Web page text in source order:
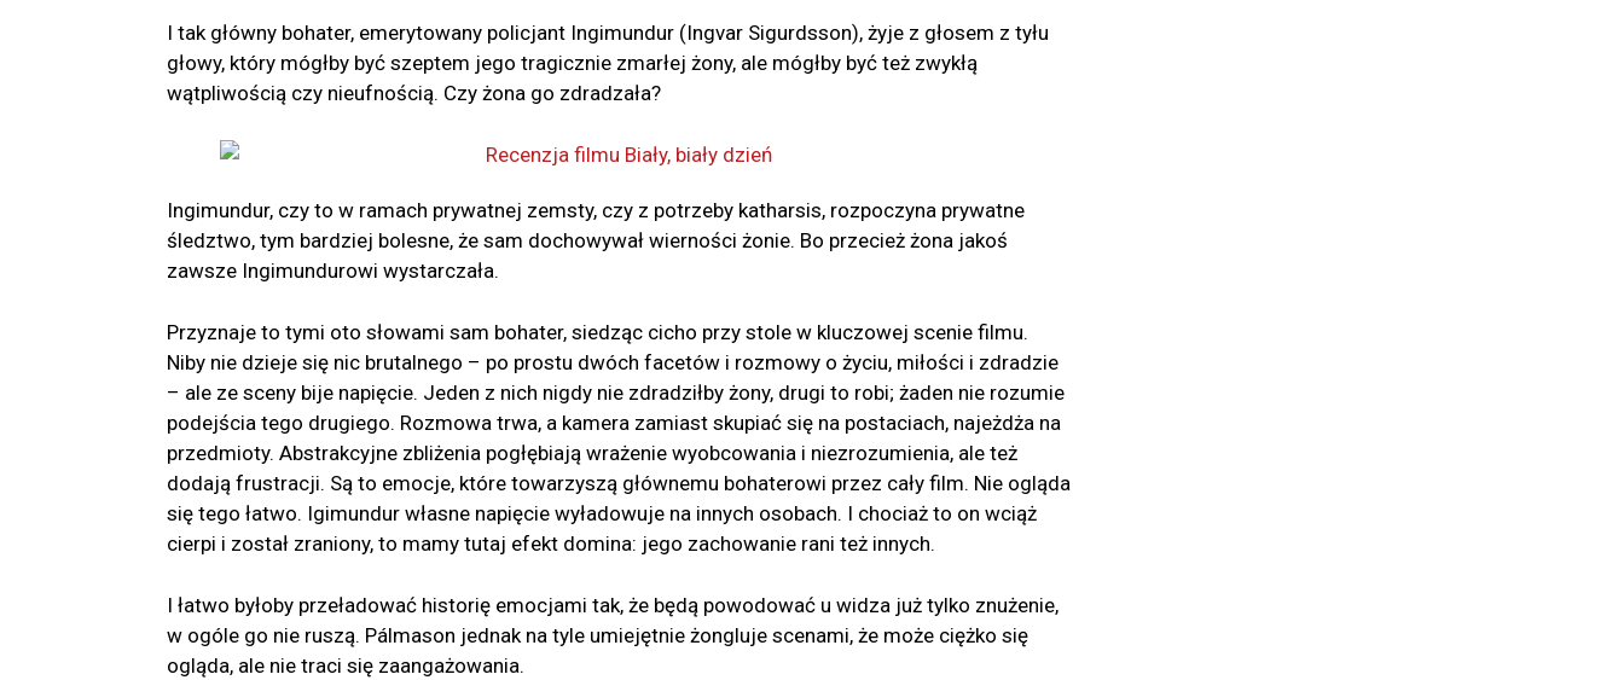
I tak główny bohater, emerytowany policjant Ingimundur (Ingvar Sigurdsson), żyje z głosem z tyłu
głowy, który mógłby być szeptem jego tragicznie zmarłej żony, ale mógłby być też zwykłą
wątpliwością czy nieufnością. Czy żona go zdradzała?
Ingimundur, czy to w ramach prywatnej zemsty, czy z potrzeby katharsis, rozpoczyna prywatne
śledztwo, tym bardziej bolesne, że sam dochowywał wierności żonie. Bo przecież żona jakoś
zawsze Ingimundurowi wystarczała.
Przyznaje to tymi oto słowami sam bohater, siedząc cicho przy stole w kluczowej scenie filmu.
Niby nie dzieje się nic brutalnego – po prostu dwóch facetów i rozmowy o życiu, miłości i zdradzie
– ale ze sceny bije napięcie. Jeden z nich nigdy nie zdradziłby żony, drugi to robi; żaden nie rozumie
podejścia tego drugiego. Rozmowa trwa, a kamera zamiast skupiać się na postaciach, najeżdża na
przedmioty. Abstrakcyjne zbliżenia pogłębiają wrażenie wyobcowania i niezrozumienia, ale też
dodają frustracji. Są to emocje, które towarzyszą głównemu bohaterowi przez cały film. Nie ogląda
się tego łatwo. Igimundur własne napięcie wyładowuje na innych osobach. I chociaż to on wciąż
cierpi i został zraniony, to mamy tutaj efekt domina: jego zachowanie rani też innych.
I łatwo byłoby przeładować historię emocjami tak, że będą powodować u widza już tylko znużenie,
w ogóle go nie ruszą. Pálmason jednak na tyle umiejętnie żongluje scenami, że może ciężko się
ogląda, ale nie traci się zaangażowania.